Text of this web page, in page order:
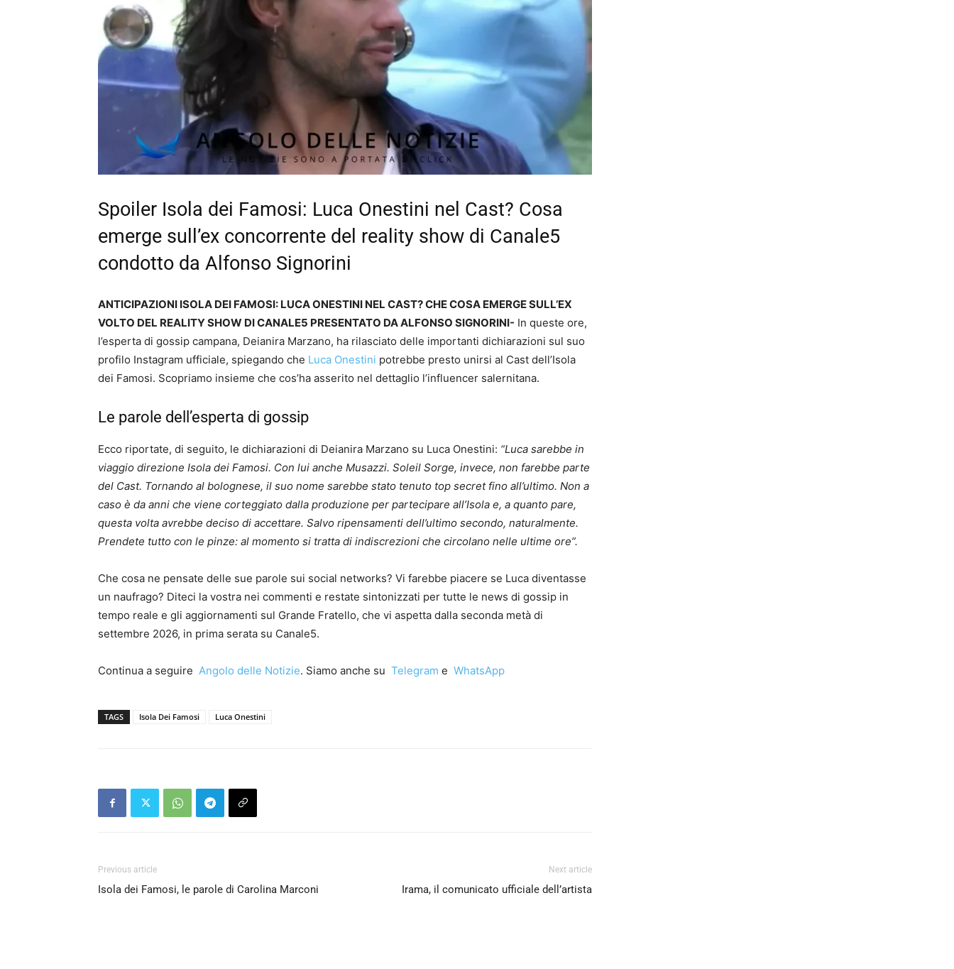
Spoiler Isola dei Famosi: Luca Onestini nel Cast? Cosa
emerge sull’ex concorrente del reality show di Canale5
condotto da Alfonso Signorini
ANTICIPAZIONI ISOLA DEI FAMOSI: LUCA ONESTINI NEL CAST? CHE COSA EMERGE SULL’EX
VOLTO DEL REALITY SHOW DI CANALE5 PRESENTATO DA ALFONSO SIGNORINI- In queste ore,
l’esperta di gossip campana, Deianira Marzano, ha rilasciato delle importanti dichiarazioni sul suo
profilo Instagram ufficiale, spiegando che Luca Onestini potrebbe presto unirsi al Cast dell’Isola
dei Famosi. Scopriamo insieme che cos’ha asserito nel dettaglio l’influencer salernitana.
Le parole dell’esperta di gossip
Ecco riportate, di seguito, le dichiarazioni di Deianira Marzano su Luca Onestini: “Luca sarebbe in
viaggio direzione Isola dei Famosi. Con lui anche Musazzi. Soleil Sorge, invece, non farebbe parte
del Cast. Tornando al bolognese, il suo nome sarebbe stato tenuto top secret fino all’ultimo. Non a
caso è da anni che viene corteggiato dalla produzione per partecipare all’Isola e, a quanto pare,
questa volta avrebbe deciso di accettare. Salvo ripensamenti dell’ultimo secondo, naturalmente.
Prendete tutto con le pinze: al momento si tratta di indiscrezioni che circolano nelle ultime ore”.
Che cosa ne pensate delle sue parole sui social networks? Vi farebbe piacere se Luca diventasse
un naufrago? Diteci la vostra nei commenti e restate sintonizzati per tutte le news di gossip in
tempo reale e gli aggiornamenti sul Grande Fratello, che vi aspetta dalla seconda metà di
settembre 2026, in prima serata su Canale5.
Continua a seguire Angolo delle Notizie. Siamo anche su Telegram e WhatsApp
TAGS Isola Dei Famosi Luca Onestini
Previous article
Isola dei Famosi, le parole di Carolina Marconi
Next article
Irama, il comunicato ufficiale dell’artista